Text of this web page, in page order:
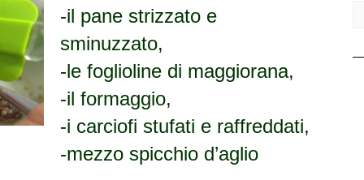
-il pane strizzato e
sminuzzato,
-le foglioline di maggiorana,
-il formaggio,
-i carciofi stufati e raffreddati,
-mezzo spicchio d’aglio